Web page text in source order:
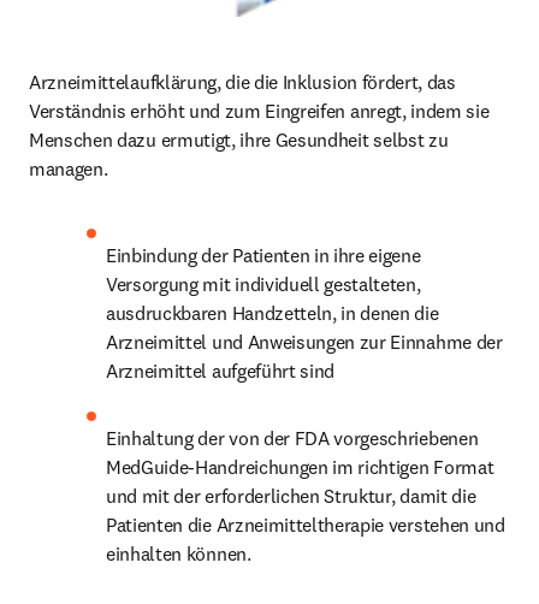
Arzneimittelaufklärung, die die Inklusion fördert, das
Verständnis erhöht und zum Eingreifen anregt, indem sie
Menschen dazu ermutigt, ihre Gesundheit selbst zu
managen.
Einbindung der Patienten in ihre eigene
Versorgung mit individuell gestalteten,
ausdruckbaren Handzetteln, in denen die
Arzneimittel und Anweisungen zur Einnahme der
Arzneimittel aufgeführt sind
Einhaltung der von der FDA vorgeschriebenen
MedGuide-Handreichungen im richtigen Format
und mit der erforderlichen Struktur, damit die
Patienten die Arzneimitteltherapie verstehen und
einhalten können.